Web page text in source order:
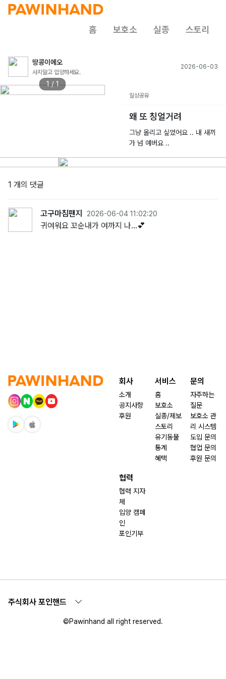
홈 보호소 실종 스토리
땅콩이에오
사지말고 입양하세요.
2026-06-03
1 / 1
일상공유
왜 또 칭얼거려
그냥 올리고 싶었어요 .. 내 새끼
가 넘 예버요 ..
1 개의 댓글
고구마침팬지 2026-06-04 11:02:20
귀여워요 꼬순내가 여까지 나…💕
회사
소개
공지사항
후원
서비스
홈
보호소
실종/제보
스토리
유기동물
통계
혜택
문의
자주하는
질문
보호소 관
리 시스템
도입 문의
협업 문의
후원 문의
협력
협력 지자
체
입양 캠페
인
포인기부
주식회사 포인핸드
©Pawinhand all right reserved.